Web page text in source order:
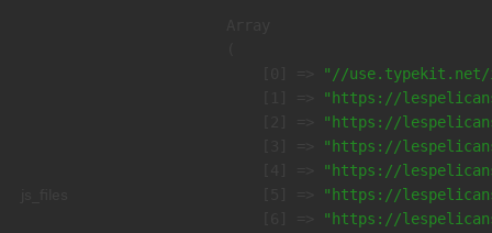
"//
"https://
"https://
"https://
"https://
"https://
"https://